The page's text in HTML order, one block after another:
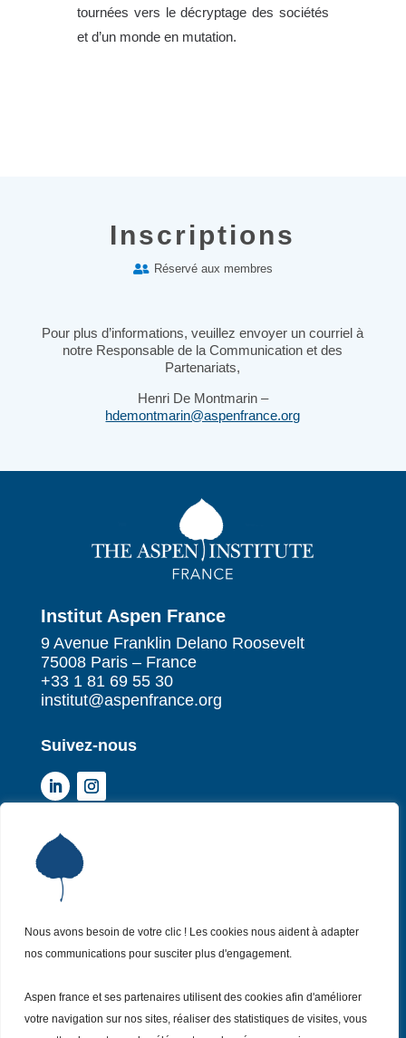
Nous avons besoin de votre clic ! Les cookies nous aident à adapter
nos communications pour susciter plus d'engagement.
Aspen france et ses partenaires utilisent des cookies afin d'améliorer
votre navigation sur nos sites, réaliser des statistiques de visites, vous
tournées vers le décryptage des sociétés
et d’un monde en mutation.
Inscriptions
 Réservé aux membres
Pour plus d’informations, veuillez envoyer un courriel à
notre Responsable de la Communication et des
Partenariats,
Henri De Montmarin –
hdemontmarin@aspenfrance.org
Institut Aspen France
9 Avenue Franklin Delano Roosevelt
75008 Paris – France
+33 1 81 69 55 30
institut@aspenfrance.org
Suivez-nous
P Institut Aspen France
P Qui sommes-nous ?
Nos missions
P Nos actualités
P Nos évènements